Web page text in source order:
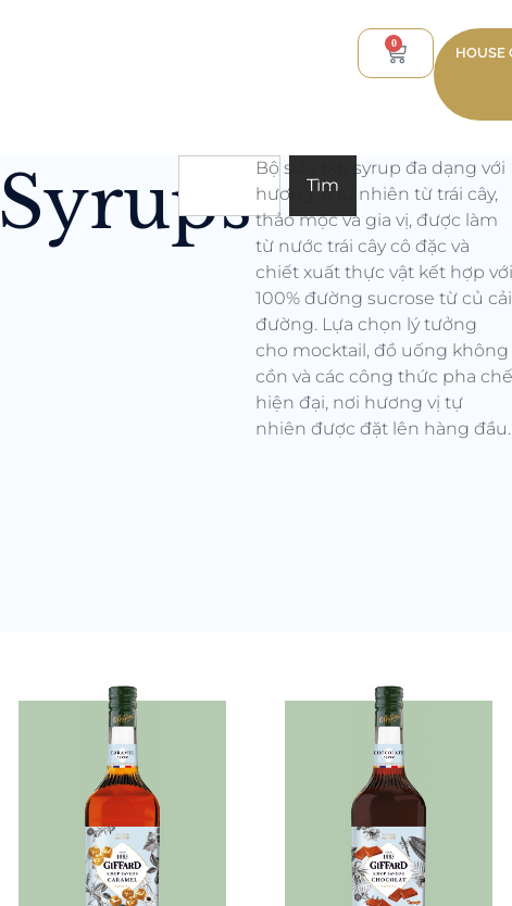
0
HOUSE
Syrups Tìm
Bộ sưu tập syrup đa dạng với
hương vị tự nhiên từ trái cây,
thảo mộc và gia vị, được làm
từ nước trái cây cô đặc và
chiết xuất thực vật kết hợp với
100% đường sucrose từ củ cải
đường. Lựa chọn lý tưởng
cho mocktail, đồ uống không
cồn và các công thức pha chế
hiện đại, nơi hương vị tự
nhiên được đặt lên hàng đầu.
Tất cả